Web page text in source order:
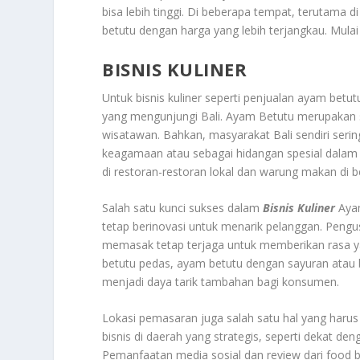
bisa lebih tinggi. Di beberapa tempat, terutama
betutu dengan harga yang lebih terjangkau.
BISNIS KULINER
Untuk bisnis kuliner seperti penjualan ayam
yang mengunjungi Bali. Ayam Betutu
wisatawan. Bahkan, masyarakat Bali sendiri
keagamaan atau sebagai hidangan spesial
di restoran-restoran lokal dan warung makan di
Salah satu kunci sukses dalamBisnis Kuliner
tetap berinovasi untuk menarik pelanggan.
memasak tetap terjaga untuk memberikan rasa
betutu pedas, ayam betutu dengan sayuran
menjadi daya tarik tambahan bagi konsumen.
Lokasi pemasaran juga salah satu hal yang
bisnis di daerah yang strategis, seperti dekat
Pemanfaatan media sosial dan review dari food